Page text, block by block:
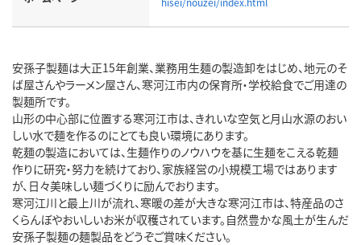
安孫子製麺は大正15年創業、業務用生麺の製造卸をはじめ、地元のそ
ば屋さんやラーメン屋さん、寒河江市内の保育所・学校給食でご用達の
製麺所です。
山形の中心部に位置する寒河江市は、きれいな空気と月山水源のおい
しい水で麺を作るのにとても良い環境にあります。
乾麺の製造においては、生麺作りのノウハウを基に生麺をこえる乾麺
作りに研究・努力を続けており、家族経営の小規模工場ではあります
が、日々美味しい麺づくりに励んでおります。
寒河江川と最上川が流れ、寒暖の差が大きな寒河江市は、特産品のさ
くらんぼやおいしいお米が収穫されています。自然豊かな風土が生んだ
安孫子製麺の麺製品をどうぞご賞味ください。